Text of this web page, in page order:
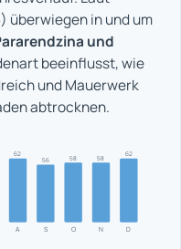
überwiegen in und um
und
beeinflusst, wie
und Mauerwerk
abtrocknen.
A
62
S
56
O
58
N
58
D
62